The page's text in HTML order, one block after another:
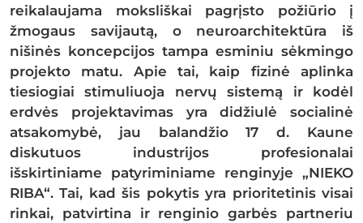
reikalaujama moksliškai pagrįsto požiūrio į
žmogaus savijautą, o neuroarchitektūra iš
nišinės koncepcijos tampa esminiu sėkmingo
projekto matu. Apie tai, kaip fizinė aplinka
tiesiogiai stimuliuoja nervų sistemą ir kodėl
erdvės projektavimas yra didžiulė socialinė
atsakomybė, jau balandžio 17 d. Kaune
diskutuos industrijos profesionalai
išskirtiniame patyriminiame renginyje „NIEKO
RIBA“. Tai, kad šis pokytis yra prioritetinis visai
rinkai, patvirtina ir renginio garbės partneriu